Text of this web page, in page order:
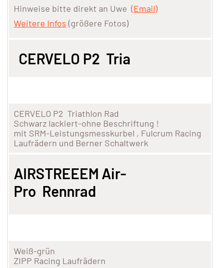
Hinweise bitte direkt an Uwe (Email)
Weitere Infos (größere Fotos)
CERVELO P2 Tria
CERVELO P2 Triathlon Rad
Schwarz lackiert-ohne Beschriftung !
mit SRM-Leistungsmesskurbel , Fulcrum Racing
Laufrädern und Berner Schaltwerk
AIRSTREEEM Air-
Pro Rennrad
Weiß-grün
ZIPP Racing Laufrädern